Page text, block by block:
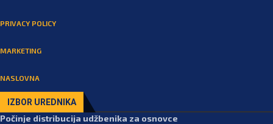
PRIVACY POLICY
MARKETING
NASLOVNA
IZBOR UREDNIKA
Počinje distribucija udžbenika za osnovce